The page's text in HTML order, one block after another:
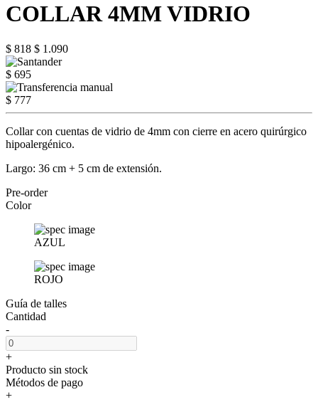
COLLAR 4MM VIDRIO
$ 818 $ 1.090
$ 695
$ 777
Collar con cuentas de vidrio de 4mm con cierre en acero quirúrgico
hipoalergénico.
Largo: 36 cm + 5 cm de extensión.
Pre-order
Color
AZUL
ROJO
Guía de talles
Cantidad
-
+
Producto sin stock
Métodos de pago
+